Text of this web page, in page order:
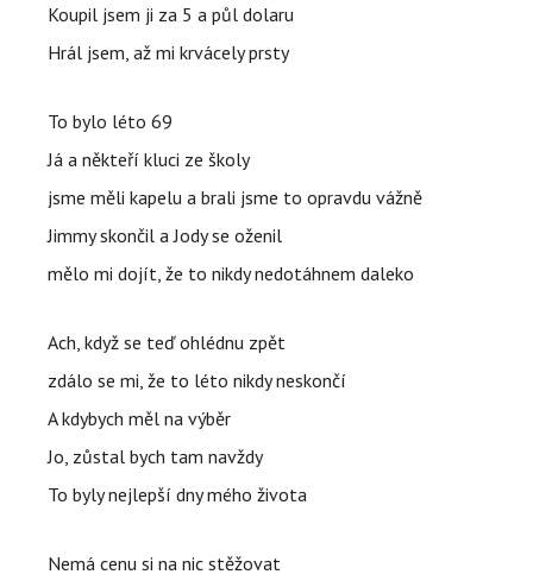
Koupil jsem ji za 5 a půl dolaru
Hrál jsem, až mi krvácely prsty
To bylo léto 69
Já a někteří kluci ze školy
jsme měli kapelu a brali jsme to opravdu vážně
Jimmy skončil a Jody se oženil
mělo mi dojít, že to nikdy nedotáhnem daleko
Ach, když se teď ohlédnu zpět
zdálo se mi, že to léto nikdy neskončí
A kdybych měl na výběr
Jo, zůstal bych tam navždy
To byly nejlepší dny mého života
Nemá cenu si na nic stěžovat